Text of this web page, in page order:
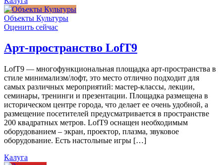
Объекты Культуры
Оценить сейчас
Арт-пространство LofT9
LofT9 — многофункциональная площадка арт-пространства в
стиле минимализм/лофт, это место отлично подходит для
самых различных мероприятий: мастер-классы, лекции,
семинары, тренинги и презентации. Площадка размещена в
историческом центре города, что делает ее очень удобной, а
размещение посетителей предусматривается в пространстве
200 квадратных метров. LofT9 оснащен необходимым
оборудованием – экран, проектор, плазма, звуковое
оборудование. Есть настольные игры […]
Калуга